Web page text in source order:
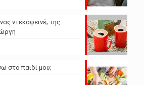
ντεκαφεϊνέ; της
στο παιδί μου;